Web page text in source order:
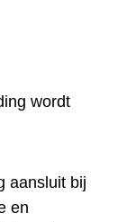
wordt
aansluit bij
en